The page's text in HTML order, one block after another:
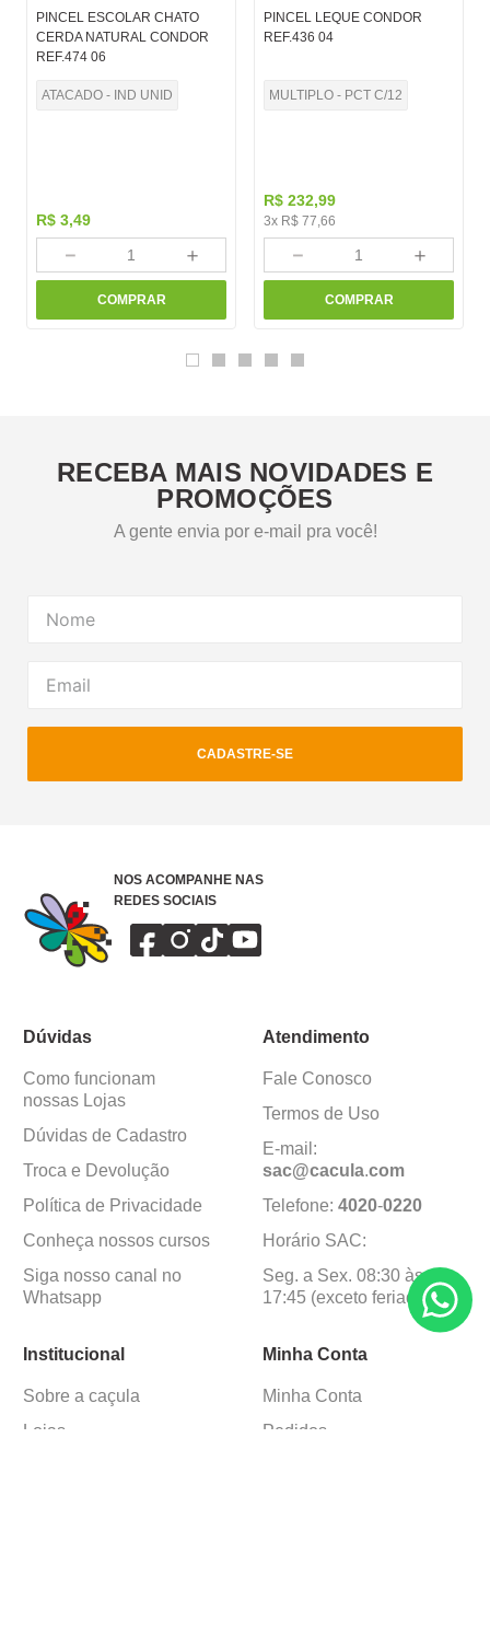
PINCEL ESCOLAR CHATO
CERDA NATURAL CONDOR
REF.474 06
ATACADO - IND UNID
R$ 3,49
＋
－
COMPRAR
PINCEL LEQUE CONDOR
REF.436 04
MULTIPLO - PCT C/12
R$ 232,99
3x R$ 77,66
＋
－
COMPRAR
RECEBA MAIS NOVIDADES E
PROMOÇÕES
A gente envia por e-mail pra você!
CADASTRE-SE
NOS ACOMPANHE NAS
REDES SOCIAIS
Dúvidas
Como funcionam
nossas Lojas
Dúvidas de Cadastro
Troca e Devolução
Política de Privacidade
Conheça nossos cursos
Siga nosso canal no
Whatsapp
Atendimento
Fale Conosco
Termos de Uso
E-mail:
sac@cacula.com
Telefone: 4020-0220
Horário SAC:
Seg. a Sex. 08:30 às
17:45 (exceto feriados)
Institucional
Sobre a caçula
Lojas
Minha Conta
Minha Conta
Pedidos